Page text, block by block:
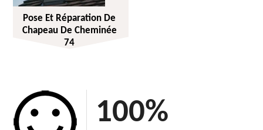
Pose Et Réparation De
Chapeau De Cheminée
74
100%